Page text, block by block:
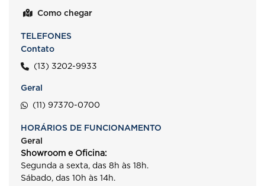
Como chegar
TELEFONES
Contato
(13) 3202-9933
Geral
(11) 97370-0700
HORÁRIOS DE FUNCIONAMENTO
Geral
Showroom e Oficina:
Segunda a sexta, das 8h às 18h.
Sábado, das 10h às 14h.